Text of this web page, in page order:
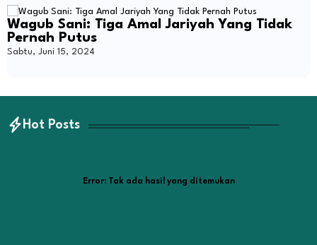
Wagub Sani: Tiga Amal Jariyah Yang Tidak
Pernah Putus
Sabtu, Juni 15, 2024
Hot Posts
Error:Tak ada hasil yang ditemukan